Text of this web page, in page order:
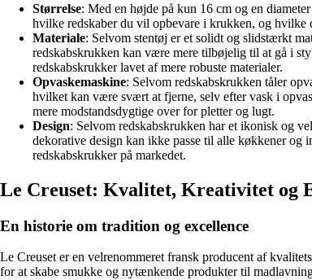
Størrelse: Med en højde på kun 16 cm og en
hvilke redskaber du vil opbevare i krukken, og hvilke
Materiale: Selvom stentøj er et solidt og slidstærkt
redskabskrukken kan være mere tilbøjelig til at gå i
redskabskrukker lavet af mere robuste materialer.
Opvaskemaskine: Selvom redskabskrukken tåler
hvilket kan være svært at fjerne, selv efter vask i
mere modstandsdygtige over for pletter og lugt.
Design: Selvom redskabskrukken har et ikonisk og
dekorative design kan ikke passe til alle køkkener og
redskabskrukker på markedet.
Le Creuset: Kvalitet, Kreativitet og
En historie om tradition og excellence
Le Creuset er en velrenommeret fransk producent af
for at skabe smukke og nytænkende produkter til